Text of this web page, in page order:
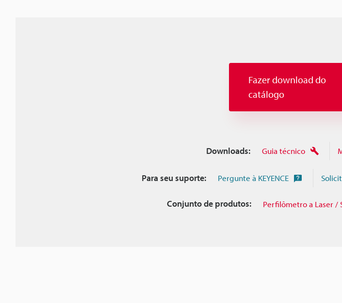
Fazer download do
catálogo
Downloads: Guia técnico
Para seu suporte: Pergunte à KEYENCE
Conjunto de produtos: Perfilômetro a Laser /